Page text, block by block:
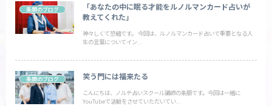
条願のブログ
「あなたの中に眠る才能をルノルマンカード占いが
教えてくれた」
神々しくて恐縮です。 今回は、ルノルマンカード占いで重要となる人
生の言葉についてイン...
条願のブログ 笑う門には福来たる
こんにちは、ノルテ占いスクール講師の条願です。今回は一緒に
YouTubeで活動をさせていただいてい...